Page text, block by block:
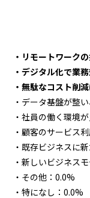
・リモートワーク
・デジタル化で業
・無駄なコスト削
・データ基盤が整
・社員の働く環境
・顧客のサービス
・既存ビジネスに
・新しいビジネス
・その他：0.0%
・特になし：0.0%